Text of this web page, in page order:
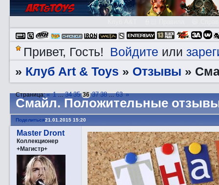
Привет, Гость! Войдите или
» Клуб Art & Toys » Отзывы »
Смaйл. Положительные
Страница:« 1 … 34 35 36 37 38 … 63 »
Поделиться21.01.2015 15:20
Master Dront
Коллекционер
+Магистр+